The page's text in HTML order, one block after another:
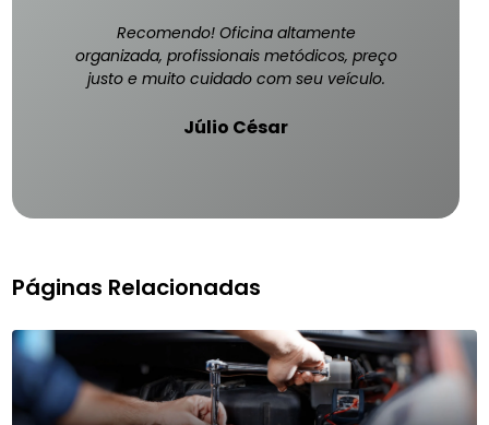
Recomendo! Oficina altamente
organizada, profissionais metódicos, preço
justo e muito cuidado com seu veículo.
Júlio César
Páginas Relacionadas